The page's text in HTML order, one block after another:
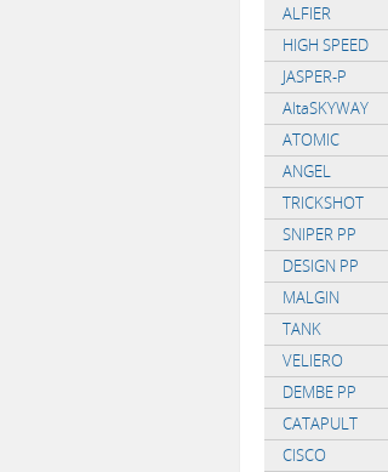
ALFIER
HIGH SPEED
JASPER-P
AltaSKYWAY
ATOMIC
ANGEL
TRICKSHOT
SNIPER PP
DESIGN PP
MALGIN
TANK
VELIERO
DEMBE PP
CATAPULT
CISCO